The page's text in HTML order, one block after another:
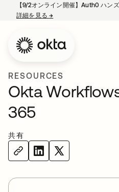
【9/2オンライン開催】Auth0 ハン
詳細を見る→
RESOURCES
Okta
365
共有